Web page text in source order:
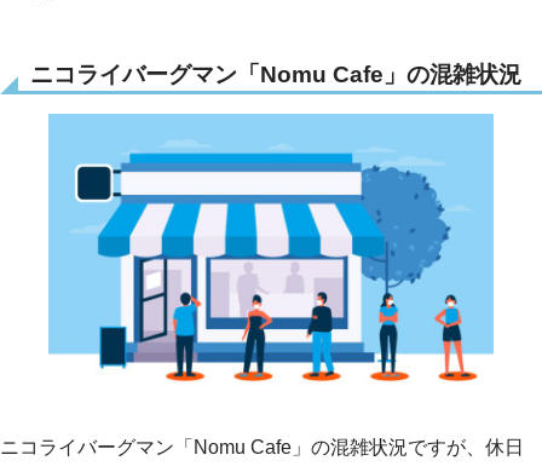
ニコライバーグマン「Nomu Cafe」の混雑状況
ニコライバーグマン「Nomu Cafe」の混雑状況ですが、休日